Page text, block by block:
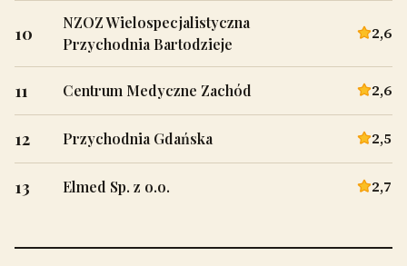
10
NZOZ Wielospecjalistyczna
Przychodnia Bartodzieje
2,6
11 Centrum Medyczne Zachód 2,6
12 Przychodnia Gdańska 2,5
13 Elmed Sp. z o.o. 2,7